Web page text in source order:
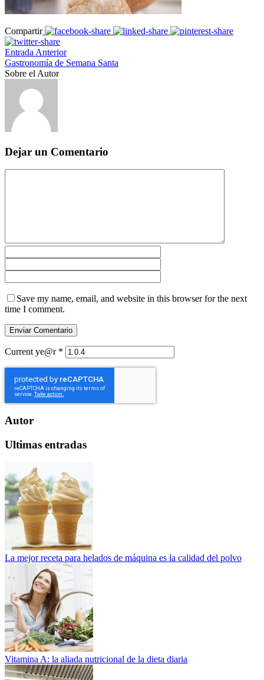
Compartir
Entrada Anterior
Gastronomía de Semana Santa
Sobre el Autor
Dejar un Comentario
Save my name, email, and website in this browser for the next
time I comment.
Current ye@r *
Autor
Ultimas entradas
La mejor receta para helados de máquina es la calidad del polvo
Vitamina A: la aliada nutricional de la dieta diaria